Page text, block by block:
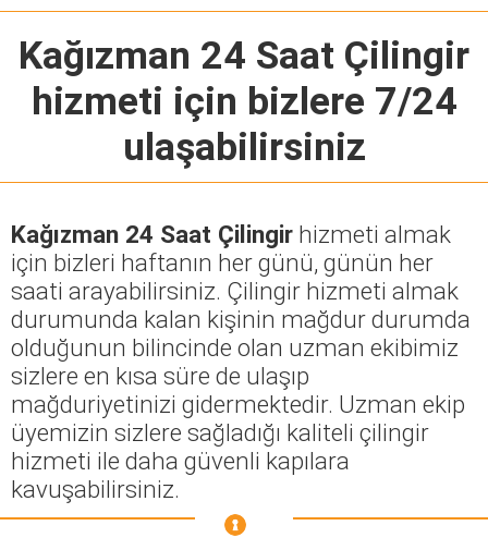
Kağızman 24 Saat Çilingir
hizmeti için bizlere 7/24
ulaşabilirsiniz
Kağızman 24 Saat Çilingir hizmeti almak
için bizleri haftanın her günü, günün her
saati arayabilirsiniz. Çilingir hizmeti almak
durumunda kalan kişinin mağdur durumda
olduğunun bilincinde olan uzman ekibimiz
sizlere en kısa süre de ulaşıp
mağduriyetinizi gidermektedir. Uzman ekip
üyemizin sizlere sağladığı kaliteli çilingir
hizmeti ile daha güvenli kapılara
kavuşabilirsiniz.